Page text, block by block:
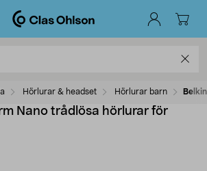
Hörlurar & headset Hörlurar barn
Nano trådlösa hörlurar för